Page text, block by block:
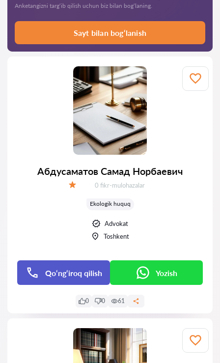
Anketangizni targ‘ib qilish uchun biz bilan bog‘laning.
Sayt bilan bog‘lanish
Абдусаматов Самад Норбаевич
Fikrlar:
0 fikr-mulohazalar
Ekologik huquq
Advokat
Toshkent
Qo‘ng‘iroq qilish Yozish
0 0 61